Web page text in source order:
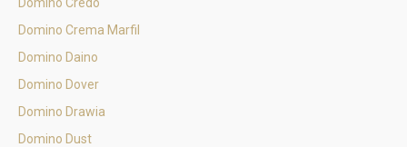
Domino Crema Marfil
Domino Daino
Domino Dover
Domino Drawia
Domino Dust